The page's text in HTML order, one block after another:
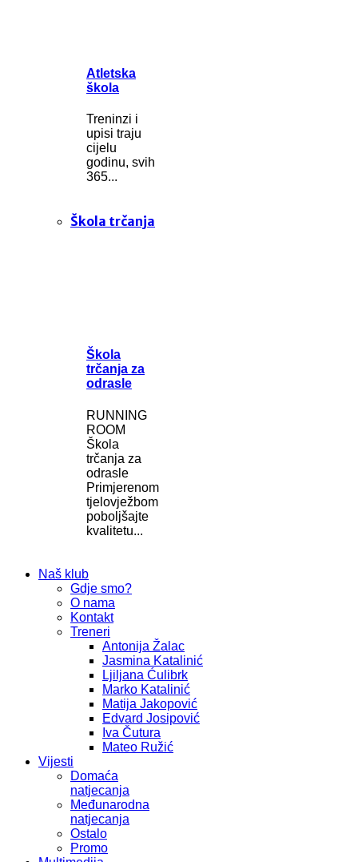
Atletska
škola
Treninzi i
upisi traju
cijelu
godinu, svih
365...
Škola trčanja
Škola
trčanja za
odrasle
RUNNING
ROOM
Škola
trčanja za
odrasle
Primjerenom
tjelovježbom
poboljšajte
kvalitetu...
Naš klub
Gdje smo?
O nama
Kontakt
Treneri
Antonija Žalac
Jasmina Katalinić
Ljiljana Ćulibrk
Marko Katalinić
Matija Jakopović
Edvard Josipović
Iva Čutura
Mateo Ružić
Vijesti
Domaća
natjecanja
Međunarodna
natjecanja
Ostalo
Promo